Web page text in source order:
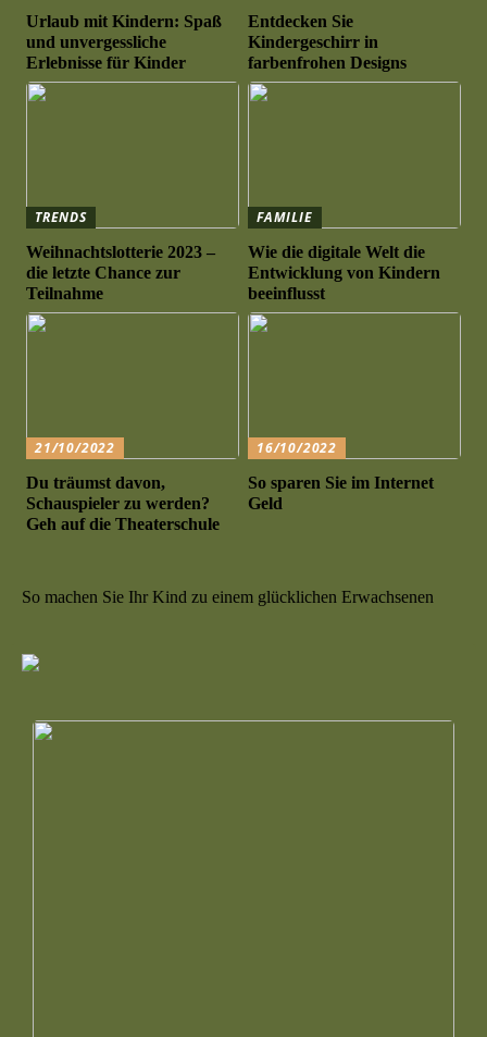
Urlaub mit Kindern: Spaß
und unvergessliche
Erlebnisse für Kinder
Entdecken Sie
Kindergeschirr in
farbenfrohen Designs
TRENDS
Weihnachtslotterie 2023 –
die letzte Chance zur
Teilnahme
FAMILIE
Wie die digitale Welt die
Entwicklung von Kindern
beeinflusst
21/10/2022
Du träumst davon,
Schauspieler zu werden?
Geh auf die Theaterschule
16/10/2022
So sparen Sie im Internet
Geld
So machen Sie Ihr Kind zu einem glücklichen Erwachsenen